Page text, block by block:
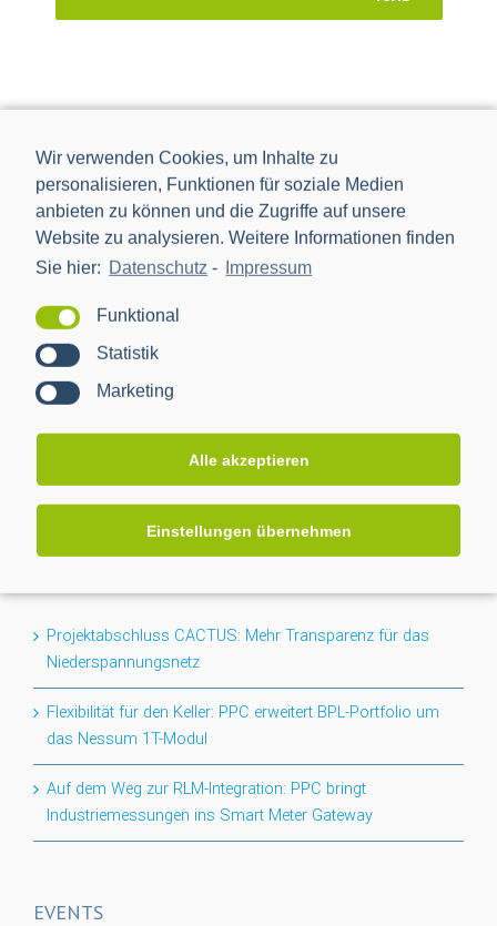
Wir verwenden Cookies, um Inhalte zu
personalisieren, Funktionen für soziale Medien
anbieten zu können und die Zugriffe auf unsere
Website zu analysieren. Weitere Informationen finden
Sie hier: Datenschutz - Impressum
Funktional
Statistik
Marketing
Alle akzeptieren
Einstellungen übernehmen
Die Power Plus Communications AG (PPC), mit Sitz in
Mannheim, ist der führende Anbieter von Smart Meter
Gateways und Kommunikationstechnik für die Digitalisierung
der Energiewende.
Projektabschluss CACTUS: Mehr Transparenz für das
Niederspannungsnetz
Flexibilität für den Keller: PPC erweitert BPL-Portfolio um
das Nessum 1T-Modul
Auf dem Weg zur RLM-Integration: PPC bringt
Industriemessungen ins Smart Meter Gateway
EVENTS